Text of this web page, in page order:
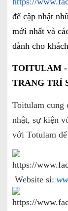
để cập nhật
mới nhất và
dành cho
TOITULAM
TRANG TRÍ
Toitulam cung
nhật, sự kiện
với Totulam
Website sỉ: